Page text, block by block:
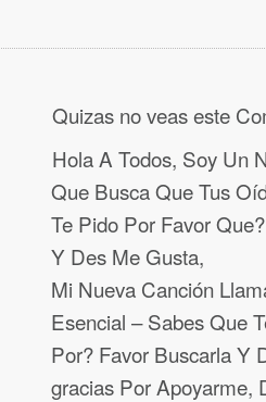
Quizas no veas este
Hola A Todos, Soy Un
Que Busca Que Tus
Te Pido Por Favor
Y Des Me Gusta,
Mi Nueva Canción
Esencial – Sabes Que
Por? Favor Buscarla Y
gracias Por Apoyarme,